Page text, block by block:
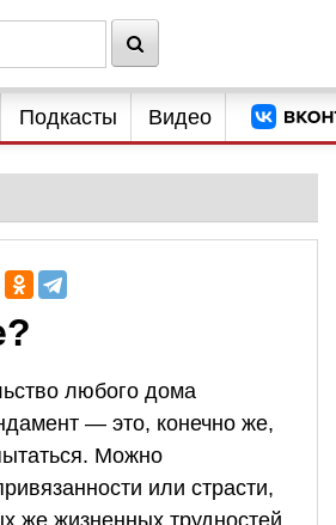
Подкасты Видео
любого дома
— это, конечно же,
Можно
или страсти,
же жизненных трудностей,